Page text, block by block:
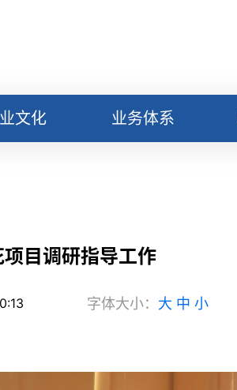
文化 业务体系
资本运作
目调研指导工作
字体大小： 大 中 小